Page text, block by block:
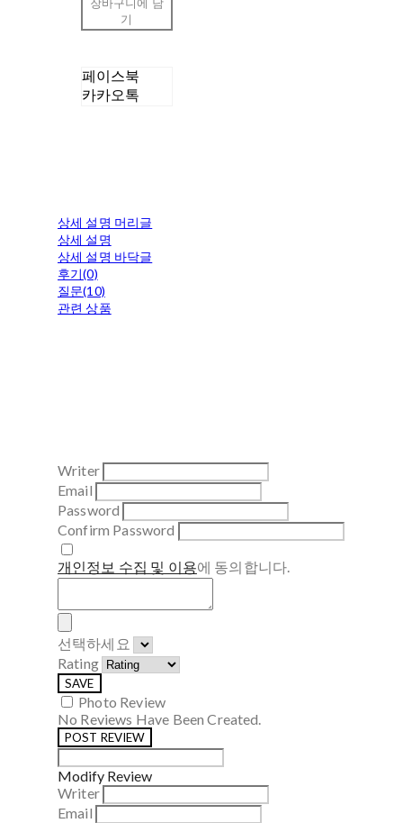
기
페이스북
카카오톡
상세 설명 머리글
상세 설명
상세 설명 바닥글
후기(0)
질문(10)
관련 상품
Writer
Email
Password
Confirm Password
개인정보 수집 및 이용에 동의합니다.
선택하세요
Rating
SAVE
Photo Review
No Reviews Have Been Created.
POST REVIEW
Modify Review
Writer
Email